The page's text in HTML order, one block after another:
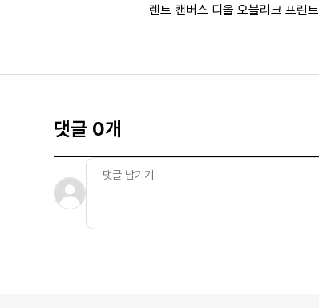
렌트 캔버스 디올 오블리크 프린트
댓글 0개